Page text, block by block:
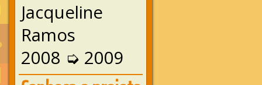
Jacqueline
Ramos
2008 ➭ 2009